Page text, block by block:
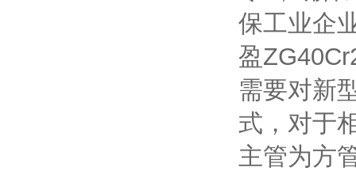
保工业企
盈
需要对新
式，对于
主管为方